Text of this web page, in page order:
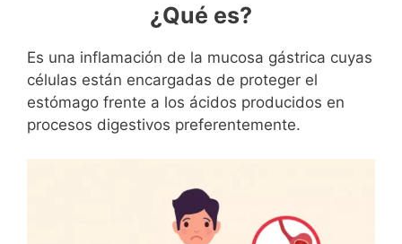
¿Qué es?
Es una inflamación de la mucosa gástrica cuyas
células están encargadas de proteger el
estómago frente a los ácidos producidos en
procesos digestivos preferentemente.